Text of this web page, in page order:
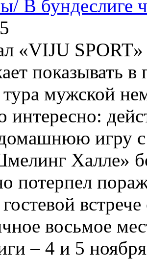
В бундеслиге
«VIJU
показывать
мужской
интересно:
игру
Халле»
потерпел
гостевой
восьмое
– 4 и 5